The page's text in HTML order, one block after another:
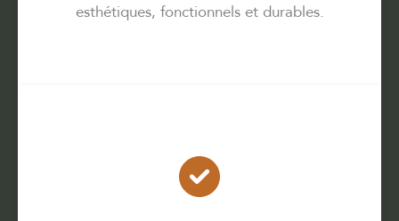
esthétiques, fonctionnels et durables.